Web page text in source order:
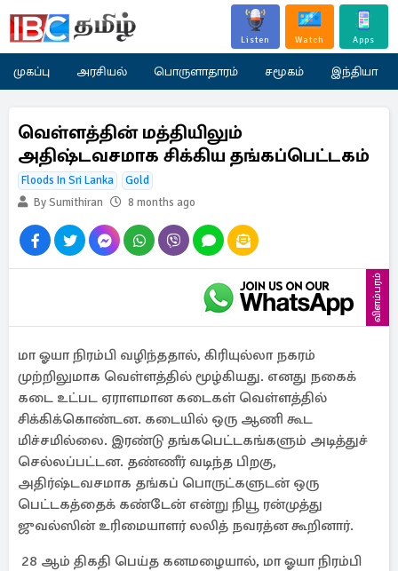
Listen Watch Apps
முகப்பு அரசியல் பொருளாதாரம் சமூகம் இந்தியா
வெள்ளத்தின் மத்தியிலும்
அதிஷ்டவசமாக சிக்கிய தங்கப்பெட்டகம்
Floods In Sri Lanka
Gold
By Sumithiran
8 months ago
விளம்பரம்
மா ஓயா நிரம்பி வழிந்ததால், கிரியுல்லா நகரம்
முற்றிலுமாக வெள்ளத்தில் மூழ்கியது. எனது நகைக்
கடை உட்பட ஏராளமான கடைகள் வெள்ளத்தில்
சிக்கிக்கொண்டன. கடையில் ஒரு ஆணி கூட
மிச்சமில்லை. இரண்டு தங்கபெட்டகங்களும் அடித்துச்
செல்லப்பட்டன. தண்ணீர் வடிந்த பிறகு,
அதிர்ஷ்டவசமாக தங்கப் பொருட்களுடன் ஒரு
பெட்டகத்தைக் கண்டேன் என்று நியூ ரன்முத்து
ஜுவல்ஸின் உரிமையாளர் லலித் நவரத்ன கூறினார்.
28 ஆம் திகதி பெய்த கனமழையால், மா ஓயா நிரம்பி